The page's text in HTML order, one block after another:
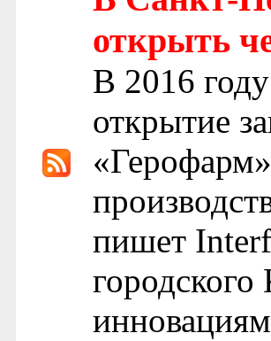
открыть
В 2016
открытие
пишет